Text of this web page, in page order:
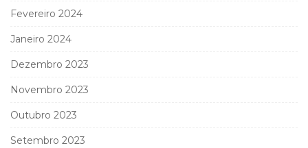
Fevereiro 2024
Janeiro 2024
Dezembro 2023
Novembro 2023
Outubro 2023
Setembro 2023